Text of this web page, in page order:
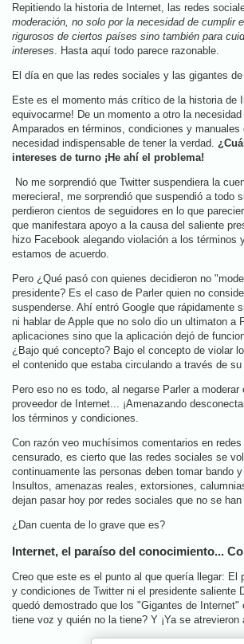
Repitiendo la historia de Internet, las redes
moderación, no solo por la necesidad de cumplir
rigurosos de ciertos países sino también para
intereses . Hasta aquí todo parece razonable.
El día en que las redes sociales y las gigantes
Este es el momento más crítico de la historia de
equivocarme! De un momento a otro la
Amparados en términos, condiciones y
necesidad indispensable de tener la verdad.
intereses de turno ¡He ahí el problema!
No me sorprendió que Twitter suspendiera la
mereciera!, me sorprendió que suspendió a todo
perdieron cientos de seguidores en lo que
que manifestara apoyo a la causa del saliente
hizo Facebook alegando violación a los
estamos de acuerdo.
Pero ¿Qué pasó con quienes decidieron no
presidente? Es el caso de Parler quien no
suspenderse. Ahí entró Google que rápidamente
ni hablar de Apple que no solo dio un ultimaton a
aplicaciones sino que la aplicación dejó de
¿Bajo qué concepto? Bajo el concepto de violar
el contenido que estaba circulando a través de su
Pero eso no es todo, al negarse Parler a
proveedor de Internet... ¡Amenazando
los términos y condiciones.
Con razón veo muchísimos comentarios en
censurado, es cierto que las redes sociales se
continuamente las personas deben tomar bando
Insultos, amenazas reales, extorsiones,
dejan pasar hoy por redes sociales que no se
¿Dan cuenta de lo grave que es?
Internet, el paraíso del conocimiento...
Creo que este es el punto al que quería llegar:
y condiciones de Twitter ni el presidente saliente
quedó demostrado que los "Gigantes de
tiene voz y quién no la tiene? Y ¡Ya se